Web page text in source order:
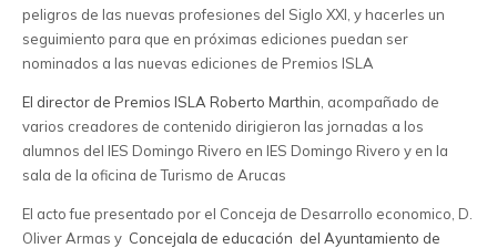
peligros de las nuevas profesiones del Siglo XXI, y hacerles un
seguimiento para que en próximas ediciones puedan ser
nominados a las nuevas ediciones de Premios ISLA
El director de Premios ISLA Roberto Marthin , acompañado de
varios creadores de contenido dirigieron las jornadas a los
alumnos del IES Domingo Rivero en IES Domingo Rivero y en la
sala de la oficina de Turismo de Arucas
El acto fue presentado por el Conceja de Desarrollo economico, D.
Oliver Armas y Concejala de educación del Ayuntamiento de